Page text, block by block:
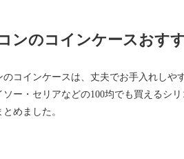
ンのコインケースおす
のコインケースは、丈夫でお手入れしや
ソー・セリアなどの100均でも買えるシ
めました。